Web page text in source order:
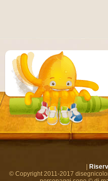
© Copyright 2011-2017